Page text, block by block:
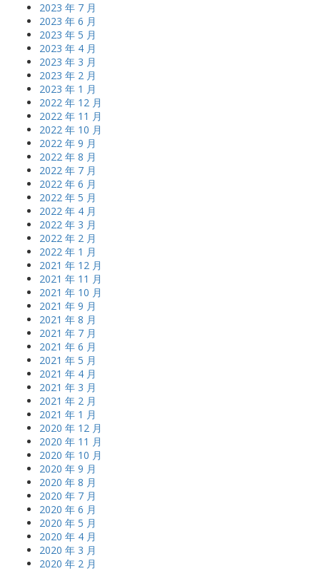
2023 年 7 月
2023 年 6 月
2023 年 5 月
2023 年 4 月
2023 年 3 月
2023 年 2 月
2023 年 1 月
2022 年 12 月
2022 年 11 月
2022 年 10 月
2022 年 9 月
2022 年 8 月
2022 年 7 月
2022 年 6 月
2022 年 5 月
2022 年 4 月
2022 年 3 月
2022 年 2 月
2022 年 1 月
2021 年 12 月
2021 年 11 月
2021 年 10 月
2021 年 9 月
2021 年 8 月
2021 年 7 月
2021 年 6 月
2021 年 5 月
2021 年 4 月
2021 年 3 月
2021 年 2 月
2021 年 1 月
2020 年 12 月
2020 年 11 月
2020 年 10 月
2020 年 9 月
2020 年 8 月
2020 年 7 月
2020 年 6 月
2020 年 5 月
2020 年 4 月
2020 年 3 月
2020 年 2 月